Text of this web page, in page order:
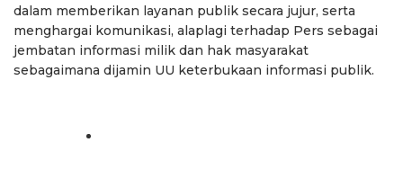
dalam memberikan layanan publik secara jujur, serta
menghargai komunikasi, alaplagi terhadap Pers sebagai
jembatan informasi milik dan hak masyarakat
sebagaimana dijamin UU keterbukaan informasi publik.